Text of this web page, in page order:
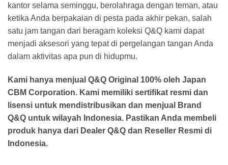
kantor selama seminggu, berolahraga dengan teman, atau
ketika Anda berpakaian di pesta pada akhir pekan, salah
satu jam tangan dari beragam koleksi Q&Q kami dapat
menjadi aksesori yang tepat di pergelangan tangan Anda
dalam aktivitas apa pun di hidupmu.
Kami hanya menjual Q&Q Original 100% oleh Japan
CBM Corporation. Kami memiliki sertifikat resmi dan
lisensi untuk mendistribusikan dan menjual Brand
Q&Q untuk wilayah Indonesia. Pastikan Anda membeli
produk hanya dari Dealer Q&Q dan Reseller Resmi di
Indonesia.